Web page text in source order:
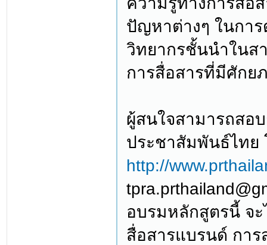
ปัญหาต่างๆ ในกา
วิทยากรชั้นนำในส
การสื่อสารที่มีศักย
ผู้สนใจสามารถสอ
ประชาสัมพันธ์ไทย
http://
อบรมหลักสูตรนี้ จะ
สื่อสารแบรนด์ การ